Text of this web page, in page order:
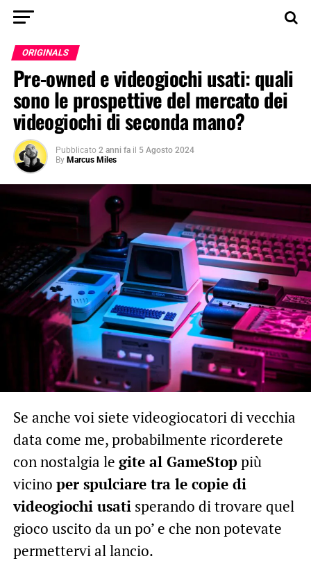
ORIGINALS
Pre-owned e videogiochi usati: quali
sono le prospettive del mercato dei
videogiochi di seconda mano?
Pubblicato 2 anni fa il 5 Agosto 2024
By Marcus Miles
Se anche voi siete videogiocatori di vecchia
data come me, probabilmente ricorderete
con nostalgia le gite al GameStoppiù
vicino per spulciare tra le copie di
videogiochi usatisperando di trovare quel
gioco uscito da un po’ e che non potevate
permettervi al lancio.